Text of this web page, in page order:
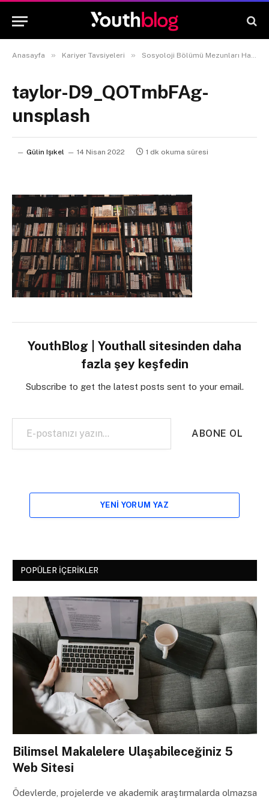
Anasayfa » Kariyer Tavsiyeleri » Sosyoloji Bölümü Mezunları Hangi İşlerde Çalışabilir?
taylor-D9_QOTmbFAg-
unsplash
Gülin Işıkel 14 Nisan 2022 1 dk okuma süresi
YouthBlog | Youthall sitesinden daha
fazla şey keşfedin
Subscribe to get the latest posts sent to your email.
E-postanızı yazın…
ABONE OL
YENI YORUM YAZ
POPÜLER İÇERIKLER
Bilimsel Makalelere Ulaşabileceğiniz 5
Web Sitesi
Ödevlerde, projelerde ve akademik araştırmalarda olmazsa